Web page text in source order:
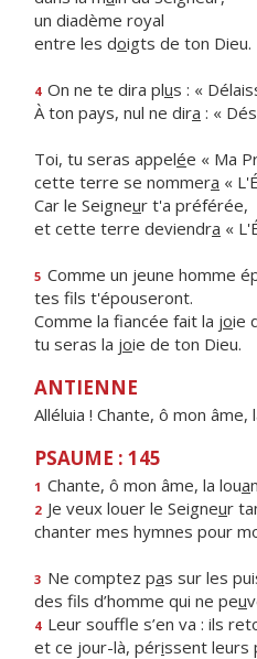
un diadème royal
entre les doigts de ton Dieu.
4 On ne te dira plus : «
À ton pays, nul ne dira : «
Toi, tu seras appelée « Ma
cette terre se nommera «
Car le Seigneur t'a préférée,
et cette terre deviendra «
5 Comme un jeune homme
tes fls t'épouseront.
Comme la fiancée fait la joie
tu seras la joie de ton Dieu.
ANTIENNE
Alléluia ! Chante, ô mon âme,
PSAUME : 145
1 Chante, ô mon âme, la loua
2 Je veux louer le Seigneur
chanter mes hymnes pour
3 Ne comptez pas sur les
des fils d’homme qui ne peu
4 Leur souffle s’en va : ils
et ce jour-là, périssent leurs